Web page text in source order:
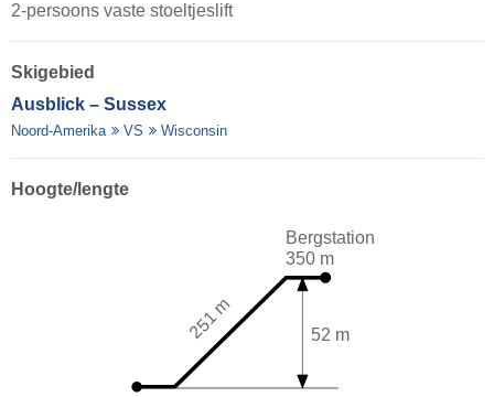
2-persoons vaste stoeltjeslift
Skigebied
Ausblick – Sussex
Noord-Amerika VS Wisconsin
Hoogte/lengte
Bergstation
350 m
52 m
251 m